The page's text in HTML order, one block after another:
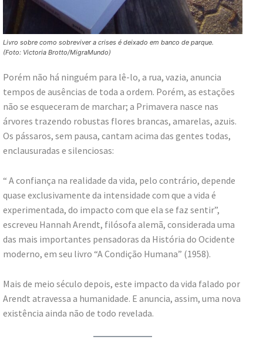
Livro sobre como sobreviver a crises é deixado em banco de parque.
(Foto: Victoria Brotto/MigraMundo)
Porém não há ninguém para lê-lo, a rua, vazia, anuncia
tempos de ausências de toda a ordem. Porém, as estações
não se esqueceram de marchar; a Primavera nasce nas
árvores trazendo robustas flores brancas, amarelas, azuis.
Os pássaros, sem pausa, cantam acima das gentes todas,
enclausuradas e silenciosas:
“ A confiança na realidade da vida, pelo contrário, depende
quase exclusivamente da intensidade com que a vida é
experimentada, do impacto com que ela se faz sentir”,
escreveu Hannah Arendt, filósofa alemã, considerada uma
das mais importantes pensadoras da História do Ocidente
moderno, em seu livro “A Condição Humana” (1958).
Mais de meio século depois, este impacto da vida falado por
Arendt atravessa a humanidade. E anuncia, assim, uma nova
existência ainda não de todo revelada.